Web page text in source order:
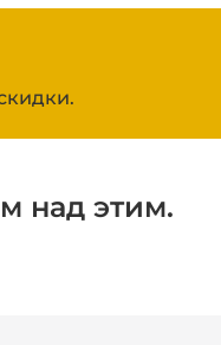
над этим.